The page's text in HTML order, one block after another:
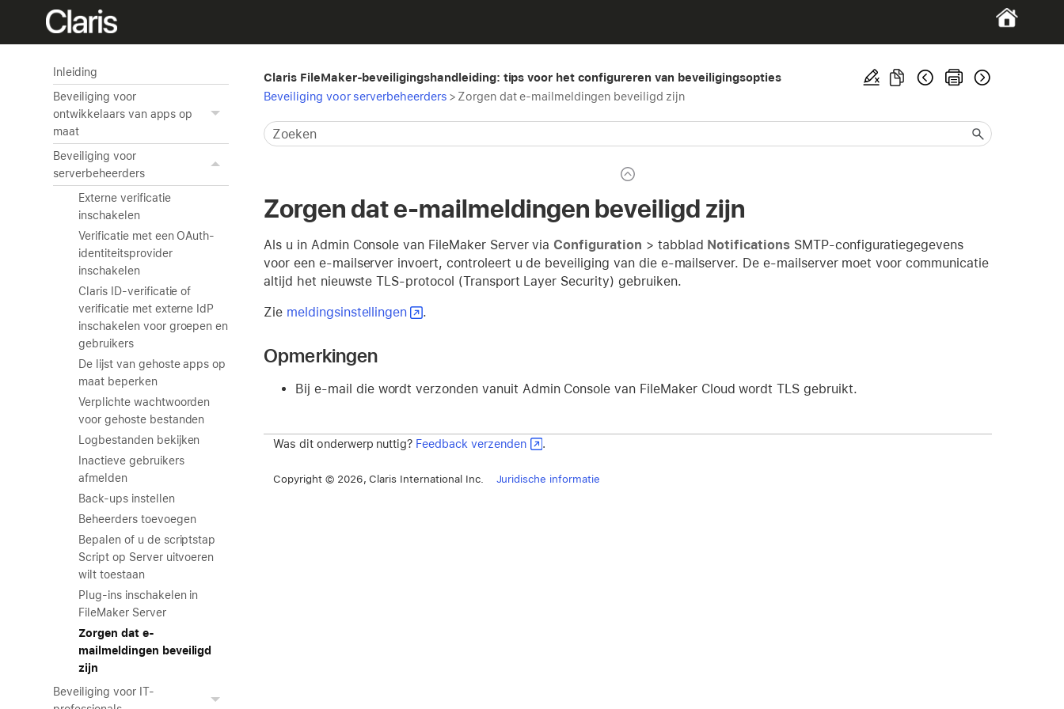
Inleiding
Beveiliging voor
ontwikkelaars van apps op
maat
Beveiliging voor
serverbeheerders
Externe verificatie
inschakelen
Verificatie met een OAuth-
identiteitsprovider
inschakelen
Claris ID-verificatie of
verificatie met externe IdP
inschakelen voor groepen en
gebruikers
De lijst van gehoste apps op
maat beperken
Verplichte wachtwoorden
voor gehoste bestanden
Logbestanden bekijken
Inactieve gebruikers
afmelden
Back-ups instellen
Beheerders toevoegen
Bepalen of u de scriptstap
Script op Server uitvoeren
wilt toestaan
Plug-ins inschakelen in
FileMaker Server
Zorgen dat e-
mailmeldingen beveiligd
zijn
Beveiliging voor IT-
Claris FileMaker-beveiligingshandleiding: tips voor het configureren van beveiligingsopties
Beveiliging voor serverbeheerders > Zorgen dat e-mailmeldingen beveiligd zijn
Zorgen dat e-mailmeldingen beveiligd zijn
Als u in Admin Console van FileMaker Server via Configuration > tabblad Notifications SMTP-configuratiegegevens
voor een e-mailserver invoert, controleert u de beveiliging van die e-mailserver. De e-mailserver moet voor communicatie
altijd het nieuwste TLS-protocol (Transport Layer Security) gebruiken.
Zie meldingsinstellingen .
Opmerkingen
Bij e-mail die wordt verzonden vanuit Admin Console van FileMaker Cloud wordt TLS gebruikt.
Was dit onderwerp nuttig? Feedback verzenden .
Copyright © 2026, Claris International Inc. Juridische informatie